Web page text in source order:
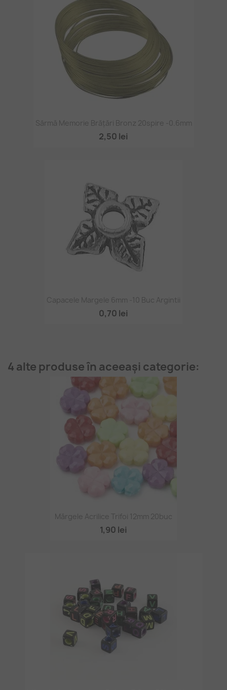
Sârmă Memorie Brățări Bronz 20spire -0.6mm
2,50 lei
Capacele Margele 6mm -10 Buc Argintii
0,70 lei
4 alte produse în aceeași categorie:
Mărgele Acrilice Trifoi 12mm 20buc
1,90 lei